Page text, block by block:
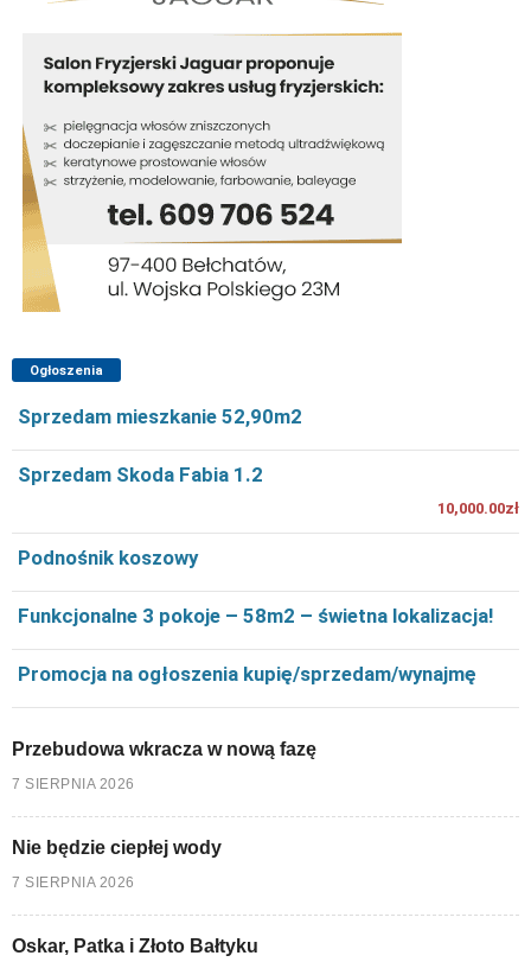
Ogłoszenia
Sprzedam mieszkanie 52,90m2
Sprzedam Skoda Fabia 1.2
10,000.00zł
Podnośnik koszowy
Funkcjonalne 3 pokoje – 58m2 – świetna lokalizacja!
Promocja na ogłoszenia kupię/sprzedam/wynajmę
Przebudowa wkracza w nową fazę
7 SIERPNIA 2026
Nie będzie ciepłej wody
7 SIERPNIA 2026
Oskar, Patka i Złoto Bałtyku